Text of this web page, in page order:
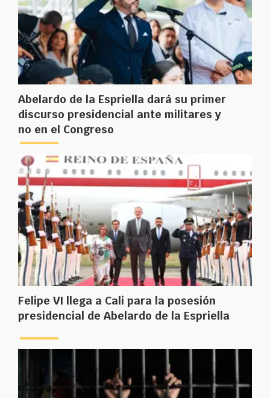
Abelardo de la Espriella dará su primer
discurso presidencial ante militares y
no en el Congreso
Felipe VI llega a Cali para la posesión
presidencial de Abelardo de la Espriella